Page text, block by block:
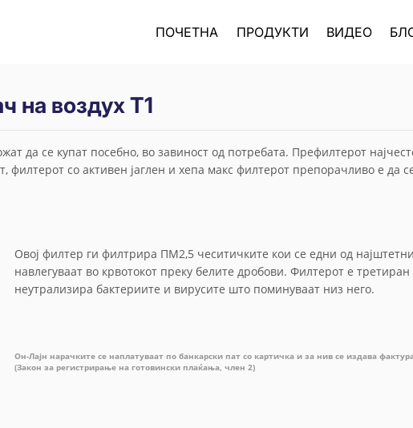
ПОЧЕТНА ПРОДУКТИ ВИДЕО
на воздух T1
да се купат посебно, во завиност од потребата. Префилтерот
со активен јаглен и хепа макс филтерот препорачливо е да
Овој филтер ги филтрира ПМ2,5 чеситичките кои се едни од
навлегуваат во крвотокот преку белите дробови. Филтерот е
неутрализира бактериите и вирусите што поминуваат низ него.
Он-Лајн нарачките се наплатуваат по банкарски пат со картичка и за нив се издава
(Закон за регистрирање на готовински плаќања, член 2)